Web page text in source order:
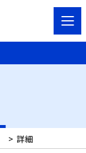
> 詳細